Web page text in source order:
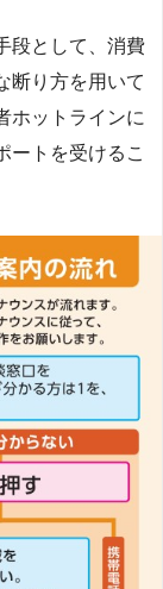
段として、消費
断り方を用いて
ホットラインに
ートを受けるこ